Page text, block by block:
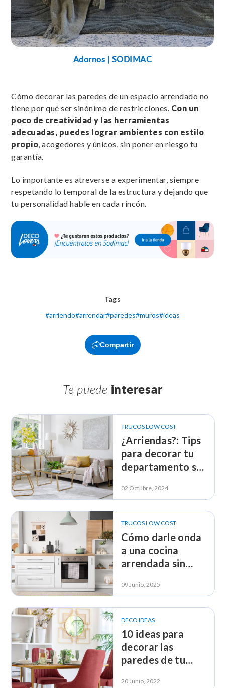
Adornos | SODIMAC
Cómo decorar las paredes de un espacio arrendado no
tiene por qué ser sinónimo de restricciones. Con un
poco de creatividad y las herramientas
adecuadas, puedes lograr ambientes con estilo
propio , acogedores y únicos, sin poner en riesgo tu
garantía.
Lo importante es atreverse a experimentar, siempre
respetando lo temporal de la estructura y dejando que
tu personalidad hable en cada rincón.
Tags
#arriendo#arrendar#paredes#muros#ideas
Compartir
Te puede interesar
TRUCOS LOW COST
¿Arriendas?: Tips
para decorar tu
departamento sin
02 Octubre, 2024
TRUCOS LOW COST
Cómo darle onda
a una cocina
arrendada sin
garantía
09 Junio, 2025
DECO IDEAS
10 ideas para
decorar las
paredes de tu
20 Junio, 2022